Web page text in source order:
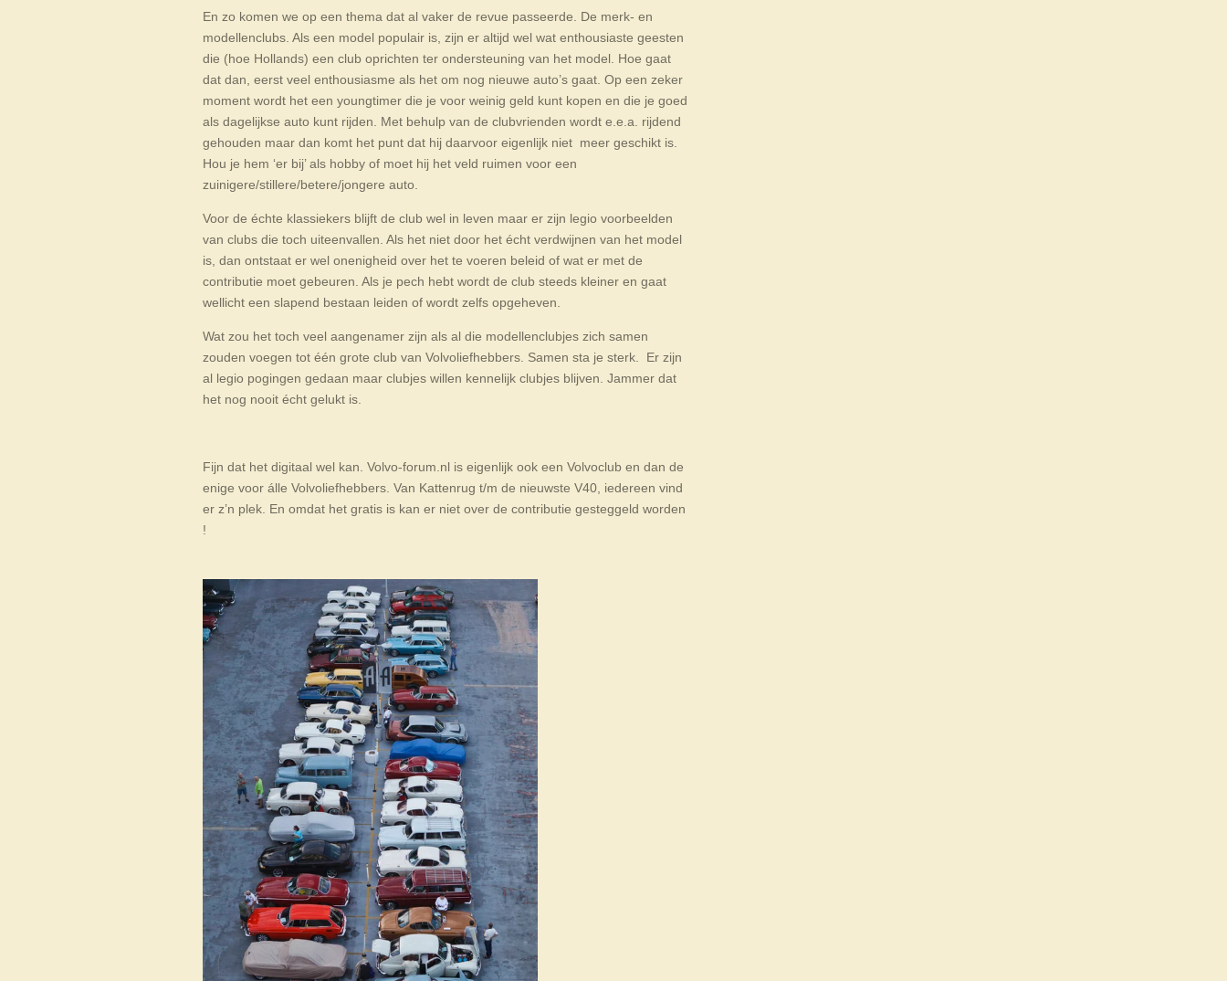
En zo komen we op een thema dat al vaker de revue passeerde. De merk- en
modellenclubs. Als een model populair is, zijn er altijd wel wat enthousiaste geesten
die (hoe Hollands) een club oprichten ter ondersteuning van het model. Hoe gaat
dat dan, eerst veel enthousiasme als het om nog nieuwe auto’s gaat. Op een zeker
moment wordt het een youngtimer die je voor weinig geld kunt kopen en die je goed
als dagelijkse auto kunt rijden. Met behulp van de clubvrienden wordt e.e.a. rijdend
gehouden maar dan komt het punt dat hij daarvoor eigenlijk niet meer geschikt is.
Hou je hem ‘er bij’ als hobby of moet hij het veld ruimen voor een
zuinigere/stillere/betere/jongere auto.
Voor de échte klassiekers blijft de club wel in leven maar er zijn legio voorbeelden
van clubs die toch uiteenvallen. Als het niet door het écht verdwijnen van het model
is, dan ontstaat er wel onenigheid over het te voeren beleid of wat er met de
contributie moet gebeuren. Als je pech hebt wordt de club steeds kleiner en gaat
wellicht een slapend bestaan leiden of wordt zelfs opgeheven.
Wat zou het toch veel aangenamer zijn als al die modellenclubjes zich samen
zouden voegen tot één grote club van Volvoliefhebbers. Samen sta je sterk. Er zijn
al legio pogingen gedaan maar clubjes willen kennelijk clubjes blijven. Jammer dat
het nog nooit écht gelukt is.
Fijn dat het digitaal wel kan. Volvo-forum.nl is eigenlijk ook een Volvoclub en dan de
enige voor álle Volvoliefhebbers. Van Kattenrug t/m de nieuwste V40, iedereen vind
er z’n plek. En omdat het gratis is kan er niet over de contributie gesteggeld worden
!